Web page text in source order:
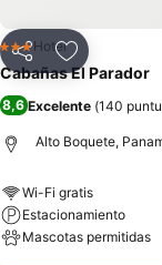
CompartirAgregar a
3 Estrellas
Hotel
Cabañas El Parador
8,6Excelente (140
Alto Boquete,
Wi-Fi gratis
Estacionamiento
Mascotas permitidas